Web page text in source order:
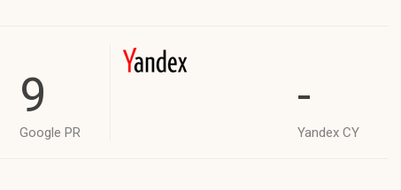
9
Google PR
-
Yandex CY